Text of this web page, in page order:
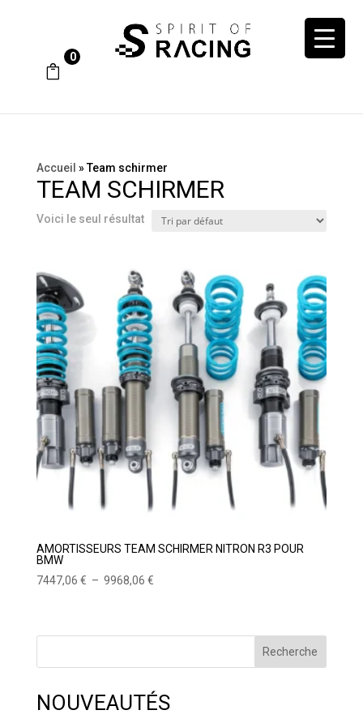
0
Accueil »Team schirmer
TEAM SCHIRMER
Voici le seul résultat
AMORTISSEURS TEAM SCHIRMER NITRON R3 POUR
BMW
7447,06 € – 9968,06 €Plage
7447,06 €
Recherche
NOUVEAUTÉS